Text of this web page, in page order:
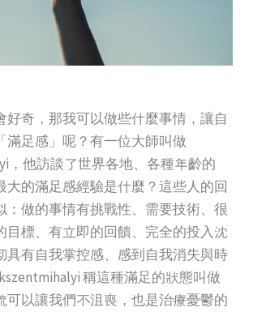
好奇，那我可以做些什麼事情，讓自
滿足感」呢？有一位大師叫做
，他訪談了世界各地、各種年齡的
大的滿足感經驗是什麼？這些人的回
：做的事情有挑戰性、需要技術、很
目標、有立即的回饋、完全的投入沈
具有自我掌控感、感到自我消失與時
稱這種滿足的狀態叫做
可以讓我們不沮喪，也是治療憂鬱的